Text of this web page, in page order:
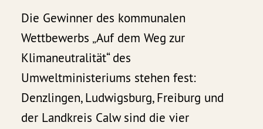
Die Gewinner des kommunalen
Wettbewerbs „Auf dem Weg zur
Klimaneutralität“ des
Umweltministeriums stehen fest:
Denzlingen, Ludwigsburg, Freiburg und
der Landkreis Calw sind die vier